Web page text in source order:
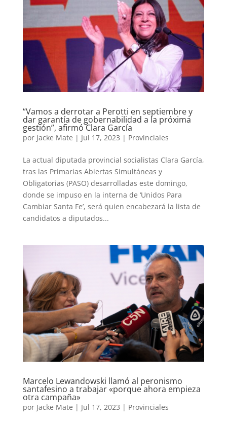
“Vamos a derrotar a Perotti en septiembre y
dar garantía de gobernabilidad a la próxima
gestión”, afirmó Clara García
por Jacke Mate | Jul 17, 2023 | Provinciales
La actual diputada provincial socialistas Clara García,
tras las Primarias Abiertas Simultáneas y
Obligatorias (PASO) desarrolladas este domingo,
donde se impuso en la interna de ‘Unidos Para
Cambiar Santa Fe’, será quien encabezará la lista de
candidatos a diputados...
Marcelo Lewandowski llamó al peronismo
santafesino a trabajar «porque ahora empieza
otra campaña»
por Jacke Mate | Jul 17, 2023 | Provinciales